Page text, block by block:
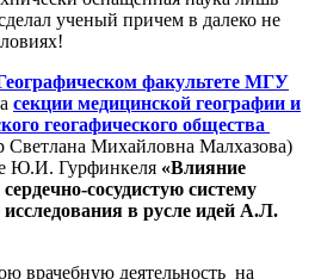
ученый причем в далеко не
факультете МГУ
секции медицинской географии и
геогафического общества
Светлана Михайловна Малхазова)
Ю.И. Гурфинкеля «Влияние
сосудистую систему
в русле идей А.Л.
врачебную деятельность на